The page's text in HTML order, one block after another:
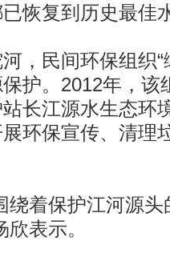
恢复到历史最佳
民间环保组织“
护。2012年，该
长江源水生态环
环保宣传、清理
着保护江河源头
表示。